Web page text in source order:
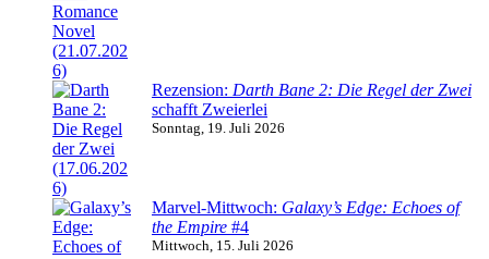
Rezension: Darth Bane 2: Die Regel der Zwei
schafft Zweierlei
Sonntag, 19. Juli 2026
Marvel-Mittwoch: Galaxy’s Edge: Echoes of
the Empire #4
Mittwoch, 15. Juli 2026